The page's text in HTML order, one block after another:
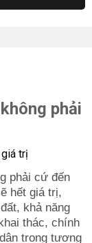
phải
phải cứ đến
hết giá trị,
khả năng
thác, chính
trong tương